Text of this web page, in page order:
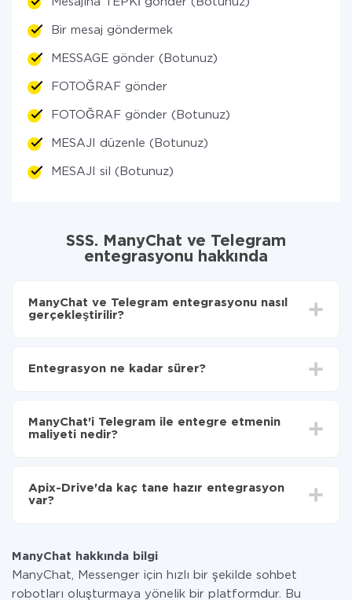
Bir mesaj göndermek
MESSAGE gönder (Botunuz)
FOTOĞRAF gönder
FOTOĞRAF gönder (Botunuz)
MESAJI düzenle (Botunuz)
MESAJI sil (Botunuz)
SSS. ManyChat ve Telegram
entegrasyonu hakkında
ManyChat ve Telegram entegrasyonu nasıl
gerçekleştirilir?
aktarılacağını seçin
Telegram'ye aktarılacaktır.
Entegrasyon ne kadar sürer?
olarak, 10-15 dakika sürer.
ManyChat'i Telegram ile entegre etmenin
maliyeti nedir?
Hizmetimiz aracılığıyla yalnızca bir sisteminizden
diğerine aktarılan veri miktarı için ödeme yaparsınız.
Apix-Drive'da kaç tane hazır entegrasyon
var?
ManyChat hakkında bilgi
ManyChat, Messenger için hızlı bir şekilde sohbet
robotları oluşturmaya yönelik bir platformdur. Bu